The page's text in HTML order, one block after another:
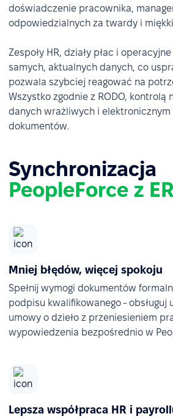
doświadczenie pracownika,
odpowiedzialnych za twardy i miękki
Zespoły HR, działy płac i
samych, aktualnych danych, co
pozwala szybciej reagować na
Wszystko zgodnie z RODO, kontrolą
danych wrażliwych i elektronicznym
dokumentów.
Synchronizacja
PeopleForce z
Mniej błędów, więcej spokoju
Spełnij wymogi dokumentów
podpisu kwalifikowanego - obsługuj
umowy o dzieło z przeniesieniem
wypowiedzenia bezpośrednio w
Lepsza współpraca HR i